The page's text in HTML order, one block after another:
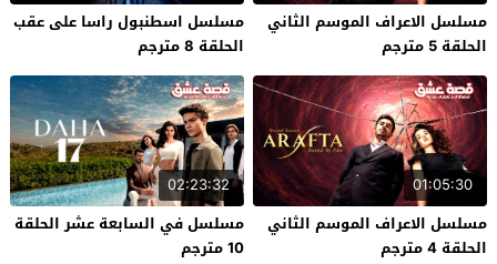
مسلسل الاعراف الموسم الثاني
الحلقة 5 مترجم
مسلسل اسطنبول راسا على عقب
الحلقة 8 مترجم
01:05:30
مسلسل الاعراف الموسم الثاني
الحلقة 4 مترجم
02:23:32
مسلسل في السابعة عشر الحلقة
10 مترجم